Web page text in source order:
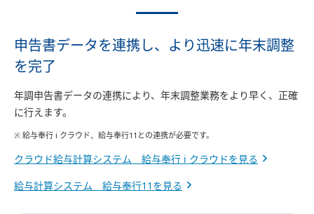
申告書データを連携し、より迅速に年末調整
を完了
年調申告書データの連携により、年末調整業務をより早く、正確
に行えます。
※ 給与奉行 i クラウド、給与奉行11との連携が必要です。
クラウド給与計算システム 給与奉行 i クラウドを見る
給与計算システム 給与奉行11を見る